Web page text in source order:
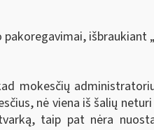
išbraukiant
mokesčių
nė viena iš šalių
taip pat nėra